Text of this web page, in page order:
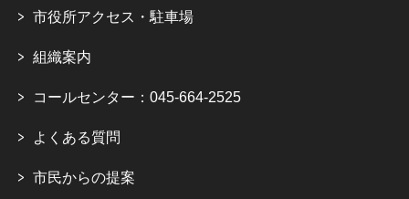
市役所アクセス・駐車場
組織案内
コールセンター：045-664-2525
よくある質問
市民からの提案